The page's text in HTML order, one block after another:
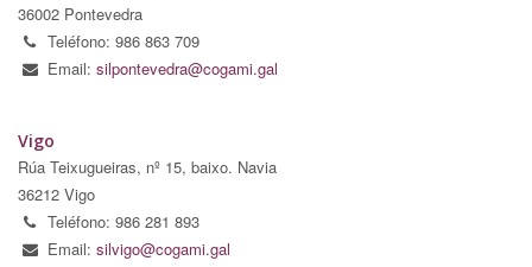
36002 Pontevedra
Teléfono: 986 863 709
Email: silpontevedra@cogami.gal
Vigo
Rúa Teixugueiras, nº 15, baixo. Navia
36212 Vigo
Teléfono: 986 281 893
Email: silvigo@cogami.gal